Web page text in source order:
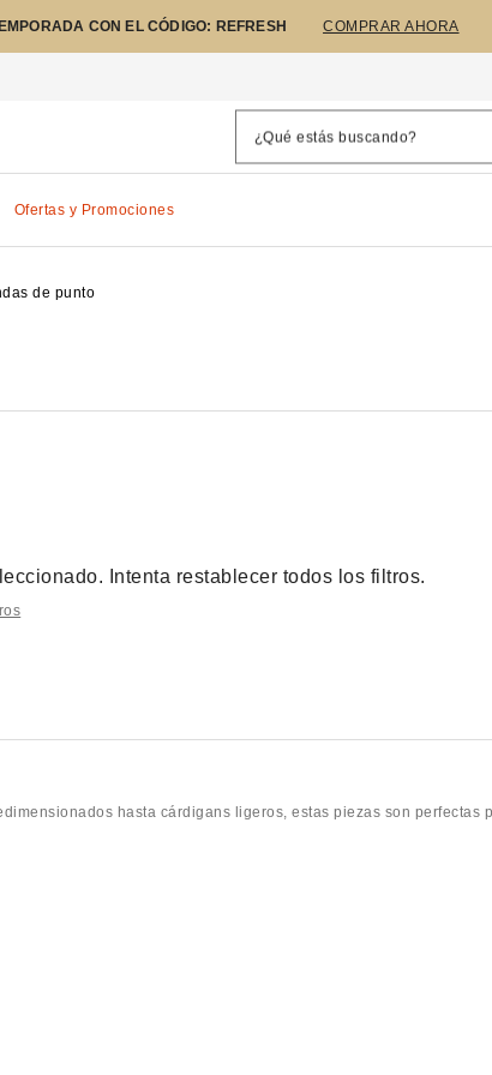
CON EL CÓDIGO: REFRESH COMPRAR AHORA
Ofertas y Promociones
de punto
Intenta restablecer todos los filtros.
hasta cárdigans ligeros, estas piezas son perfectas